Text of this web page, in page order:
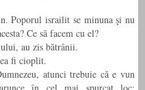
Poporul israilit se minuna şi nu
Ce să facem cu el?
au zis bătrânii.
fi cioplit.
atunci trebuie că e vun